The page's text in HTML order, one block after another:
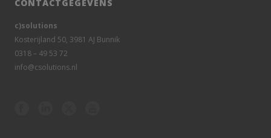
CONTACTGEGEVENS
c)solutions
Kosterijland 50, 3981 AJ Bunnik
0318 – 49 53 72
info@csolutions.nl